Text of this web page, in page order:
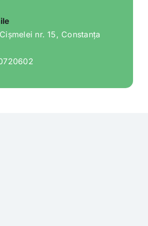
nr. 15, Constanța